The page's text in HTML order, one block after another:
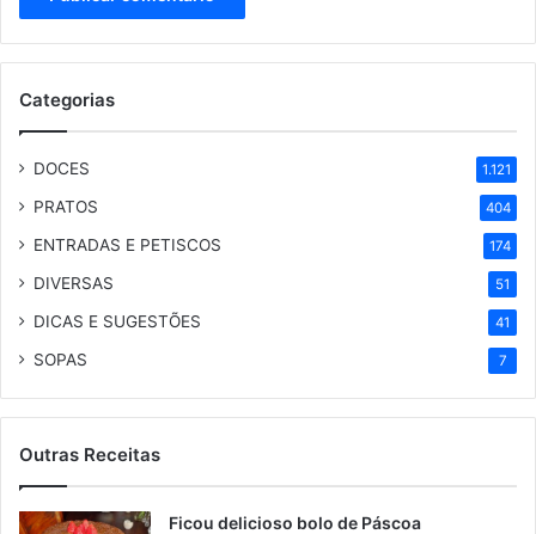
Categorias
DOCES 1.121
PRATOS 404
ENTRADAS E PETISCOS 174
DIVERSAS 51
DICAS E SUGESTÕES 41
SOPAS 7
Outras Receitas
Ficou delicioso bolo de Páscoa